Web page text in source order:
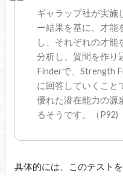
ギャラップ社が実施
ー結果を基に、才能
し、それぞれの才能
分析し、質問を作り
Finderで、Strength
に回答していくこと
優れた潜在能力の源
るそうです。（P92)
具体的には、このテスト